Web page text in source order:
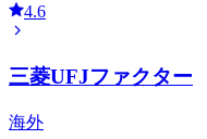
4.6
三菱UFJファクター
海外